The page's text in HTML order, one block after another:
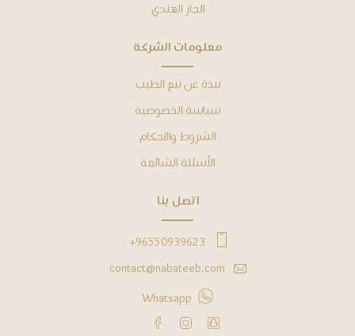
الجار الهندي
ﻣﻌﻠﻮﻣﺎﺕ ﺍﻟﺸﺮﻛﺔ
ﻧﺒﺬﺓ ﻋﻦ نبع الطيب
ﺳﻴﺎﺳﺔ ﺍﻟﺨﺼﻮﺻﻴﺔ
ﺍﻟﺸﺮﻭﻁ ﻭﺍﻻﺣﻜﺎﻡ
ﺍﻷﺳﺌﻠﺔ ﺍﻟﺸﺎﺋﻌﺔ
ﺍﺗﺼﻞ ﺑﻨﺎ
96550939623+
contact@nabateeb.com
Whatsapp